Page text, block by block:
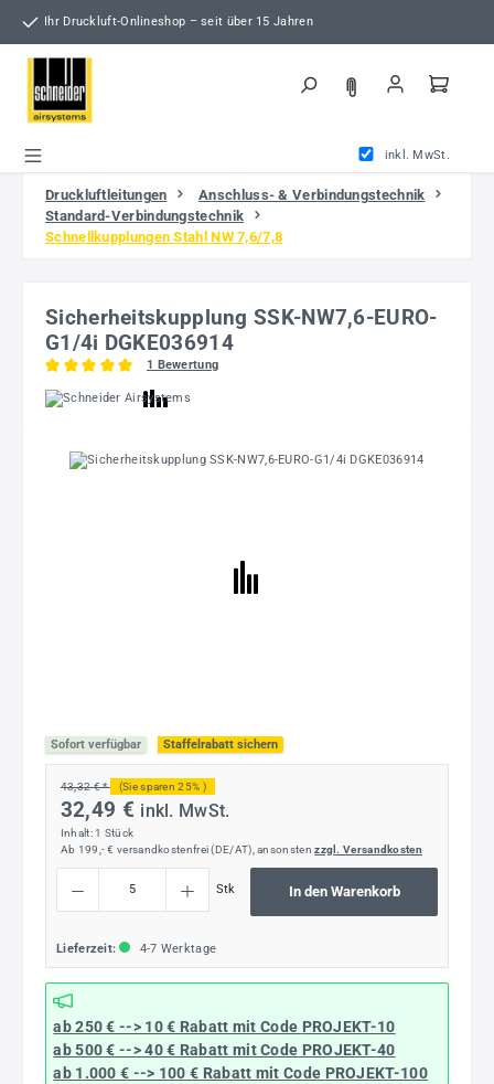
Zum Hauptinhalt springen
Ihr Druckluft-Onlineshop – seit über 15 Jahren
inkl. MwSt.
Druckluftleitungen
Anschluss- & Verbindungstechnik
Standard-Verbindungstechnik
Schnellkupplungen Stahl NW 7,6/7,8
Sicherheitskupplung SSK-NW7,6-EURO-
G1/4i DGKE036914
Durchschnittliche Bewertung von 5 von 5 Sternen
1 Bewertung
Bildergalerie überspringen
Sofort verfügbar Staffelrabatt sichern
43,32 € * (Sie sparen 25% )
32,49 € inkl. MwSt.
Inhalt: 1 Stück
Ab 199,- € versandkostenfrei (DE/AT), ansonstenzzgl. Versandkosten
Stk In den Warenkorb
Lieferzeit: 4-7 Werktage
ab 250 € --> 10 € Rabatt mit Code PROJEKT-10
ab 500 € --> 40 € Rabatt mit Code PROJEKT-40
ab 1.000 € --> 100 € Rabatt mit Code PROJEKT-100